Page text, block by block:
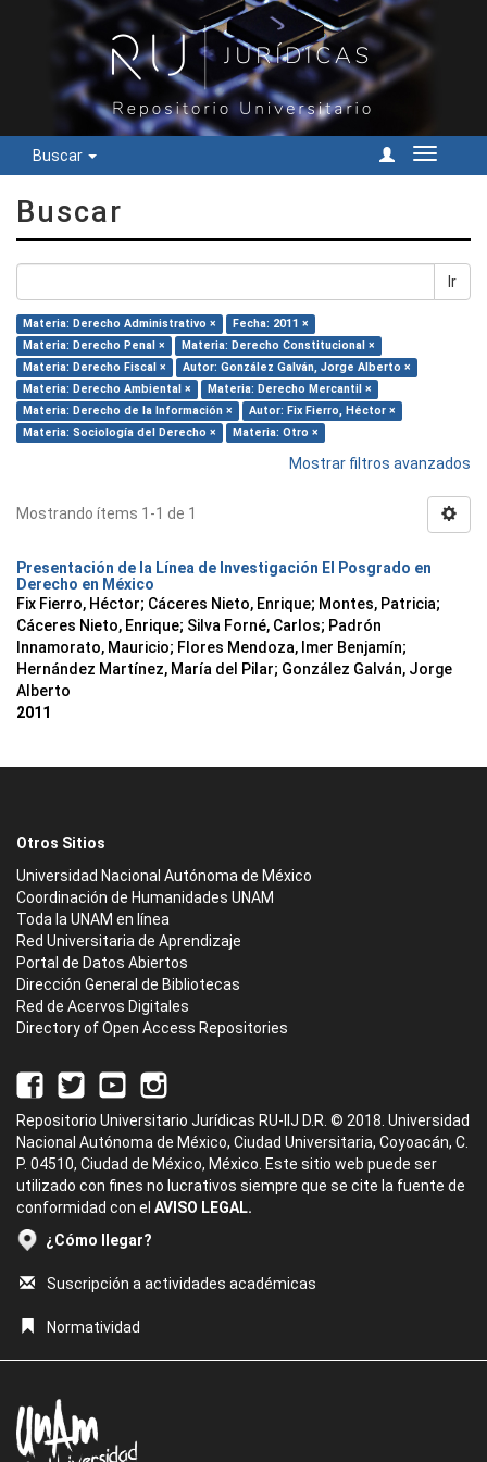
Buscar
Cambiar
Buscar
Ir
Materia: Derecho Administrativo ×
Fecha: 2011 ×
Materia: Derecho Penal ×
Materia: Derecho Constitucional ×
Materia: Derecho Fiscal ×
Autor: González Galván, Jorge Alberto ×
Materia: Derecho Ambiental ×
Materia: Derecho Mercantil ×
Materia: Derecho de la Información ×
Autor: Fix Fierro, Héctor ×
Materia: Sociología del Derecho ×
Materia: Otro ×
Mostrar filtros avanzados
Mostrando ítems 1-1 de 1
Presentación de la Línea de Investigación El Posgrado en
Derecho en México
Fix Fierro, Héctor; Cáceres Nieto, Enrique; Montes, Patricia;
Cáceres Nieto, Enrique; Silva Forné, Carlos; Padrón
Innamorato, Mauricio; Flores Mendoza, Imer Benjamín;
Hernández Martínez, María del Pilar; González Galván, Jorge
Alberto
2011
Otros Sitios
Universidad Nacional Autónoma de México
Coordinación de Humanidades UNAM
Toda la UNAM en línea
Red Universitaria de Aprendizaje
Portal de Datos Abiertos
Dirección General de Bibliotecas
Red de Acervos Digitales
Directory of Open Access Repositories
Repositorio Universitario Jurídicas RU-IIJ D.R. © 2018. Universidad
Nacional Autónoma de México, Ciudad Universitaria, Coyoacán, C.
P. 04510, Ciudad de México, México. Este sitio web puede ser
utilizado con fines no lucrativos siempre que se cite la fuente de
conformidad con el AVISO LEGAL.
¿Cómo llegar?
Suscripción a actividades académicas
Normatividad